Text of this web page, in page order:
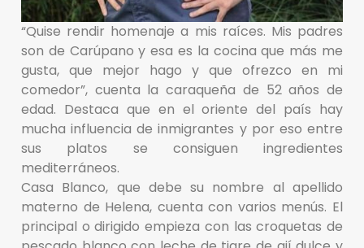
“Quise rendir homenaje a mis raíces. Mis padres
son de Carúpano y esa es la cocina que más me
gusta, que mejor hago y que ofrezco en mi
comedor”, cuenta la caraqueña de 52 años de
edad. Destaca que en el oriente del país hay
mucha influencia de inmigrantes y por eso entre
sus platos se consiguen ingredientes
mediterráneos.
Casa Blanco, que debe su nombre al apellido
materno de Helena, cuenta con varios menús. El
principal o dirigido empieza con las croquetas de